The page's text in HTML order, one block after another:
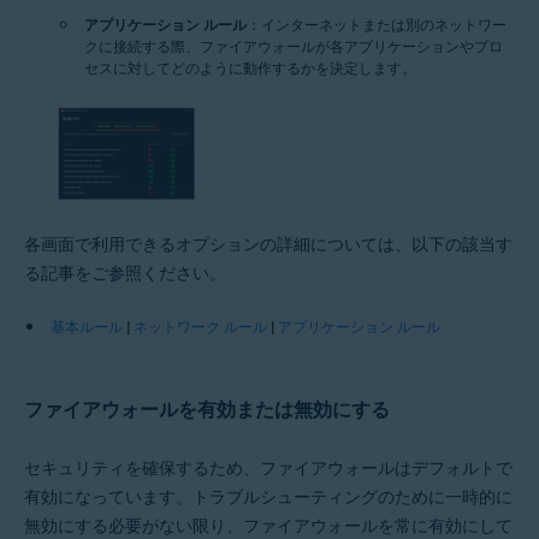
アプリケーション ルール ：インターネットまたは別のネットワー
クに接続する際、ファイアウォールが各アプリケーションやプロ
セスに対してどのように動作するかを決定します。
各画面で利用できるオプションの詳細については、以下の該当す
る記事をご参照ください。
基本ルール | ネットワーク ルール | アプリケーション ルール
ファイアウォールを有効または無効にする
セキュリティを確保するため、ファイアウォールはデフォルトで
有効になっています。トラブルシューティングのために一時的に
無効にする必要がない限り、ファイアウォールを常に有効にして